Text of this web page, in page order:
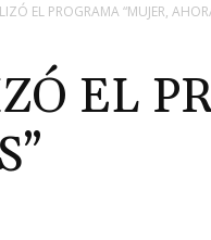
EL PROGRAMA “MUJER,
EL